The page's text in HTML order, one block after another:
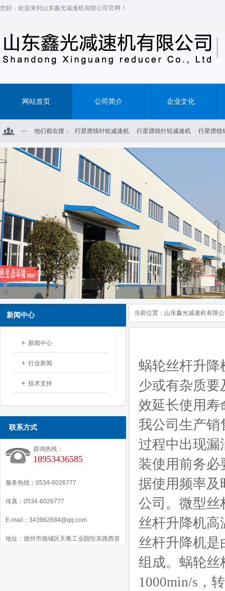
您好，欢迎来到山东鑫光减速机有限公司官网！
网站首页 公司简介 企业文化
他们都在搜： 行星摆线针轮减速机 行星摆线针轮减速机 行星摆线
新闻中心
新闻中心
行业新闻
技术支持
联系方式
咨询热线：
18953436585
服务热线：0534-6026777
传真：0534-6026777
E-mail：343962684@qq.com
地址：德州市德城区天衢工业园恒东路西首
当前位置： 山东鑫光减速机有限
蜗轮丝杆升降
少或有杂质
效延长使用寿
我公司生产销
过程中出现漏
装使用前务必
据使用频率及
公司。微型丝
丝杆升降机高
丝杆升降机是
组成。蜗轮丝
1000min/s，